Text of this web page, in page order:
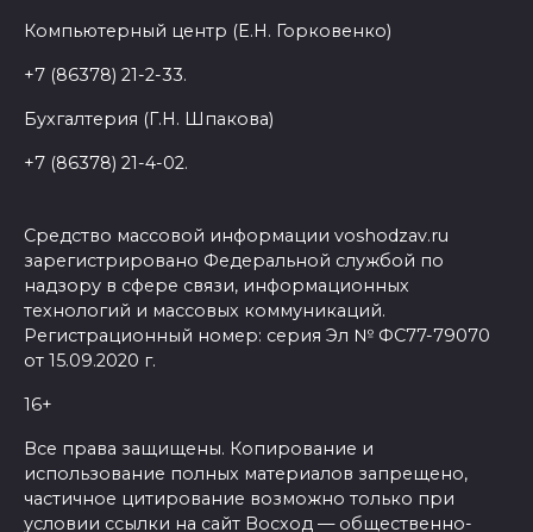
Компьютерный центр (Е.Н. Горковенко)
+7 (86378) 21-2-33.
Бухгалтерия (Г.Н. Шпакова)
+7 (86378) 21-4-02.
Средство массовой информации voshodzav.ru
зарегистрировано Федеральной службой по
надзору в сфере связи, информационных
технологий и массовых коммуникаций.
Регистрационный номер: серия Эл № ФС77-79070
от 15.09.2020 г.
16+
Все права защищены. Копирование и
использование полных материалов запрещено,
частичное цитирование возможно только при
условии ссылки на сайт Восход — общественно-